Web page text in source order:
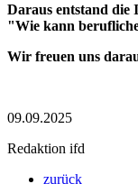
Daraus entstand die
"Wie kann
Wir freuen uns
09.09.2025
Redaktion ifd
zurück